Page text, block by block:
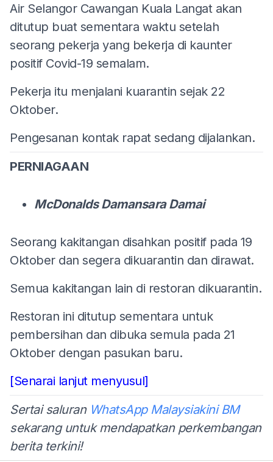
Air Selangor Cawangan Kuala Langat akan
ditutup buat sementara waktu setelah
seorang pekerja yang bekerja di kaunter
positif Covid-19 semalam.
Pekerja itu menjalani kuarantin sejak 22
Oktober.
Pengesanan kontak rapat sedang dijalankan.
PERNIAGAAN
McDonalds Damansara Damai
Seorang kakitangan disahkan positif pada 19
Oktober dan segera dikuarantin dan dirawat.
Semua kakitangan lain di restoran dikuarantin.
Restoran ini ditutup sementara untuk
pembersihan dan dibuka semula pada 21
Oktober dengan pasukan baru.
[Senarai lanjut menyusul]
Sertai saluran WhatsApp Malaysiakini BM
sekarang untuk mendapatkan perkembangan
berita terkini!